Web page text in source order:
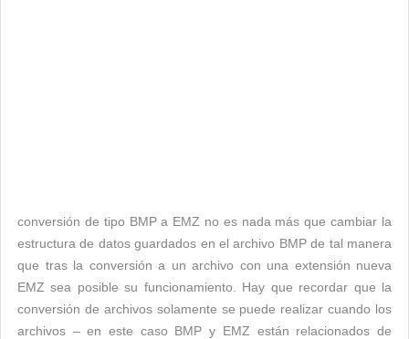
conversión de tipo BMP a EMZ no es nada más que cambiar la
estructura de datos guardados en el archivo BMP de tal manera
que tras la conversión a un archivo con una extensión nueva
EMZ sea posible su funcionamiento. Hay que recordar que la
conversión de archivos solamente se puede realizar cuando los
archivos – en este caso BMP y EMZ están relacionados de